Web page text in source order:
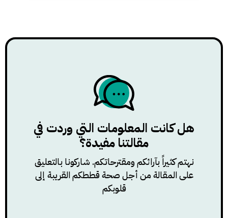
هل كانت المعلومات التي وردت في
مقالتنا مفيدة؟
نهتم كثيراً بآرائكم ومقترحاتكم. شاركونا بالتعليق
على المقالة من أجل صحة قططكم القريبة إلى
قلوبكم